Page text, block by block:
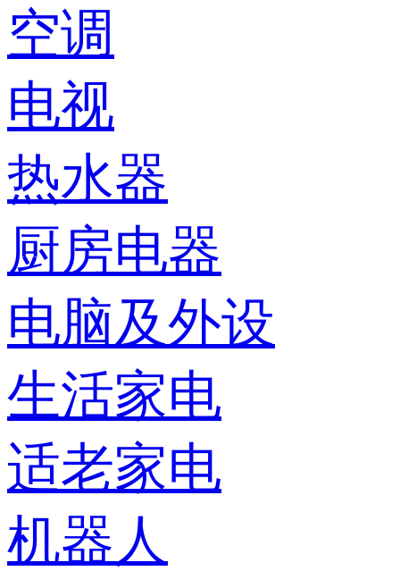
空调
电视
热水器
厨房电器
电脑及外设
生活家电
适老家电
机器人